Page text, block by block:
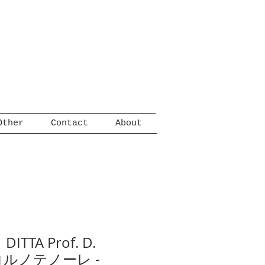
Contact About
Prof. D.
ルノテノーレ -